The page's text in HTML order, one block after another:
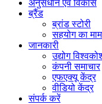
अनुसंधान एवं विकास
ब्रैंड
ब्रांड स्टोरी
सहयोग का
जानकारी
उद्योग
कंपनी समाचार
एफएक्यू केंद्र
वीडियो केंद्र
संपर्क करें